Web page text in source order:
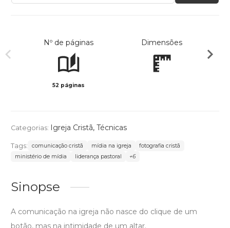
Nº de páginas
52 páginas
Dimensões
Categorias: Igreja Cristã, Técnicas
Tags: comunicação cristã mídia na igreja
fotografia cristã
ministério de mídia
liderança pastoral +6
Sinopse
A comunicação na igreja não nasce do clique de um
botão, mas na intimidade de um altar.